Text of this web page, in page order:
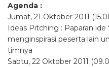
Agenda :
Jumat, 21 Oktober 2011
Ideas Pitching : Paparan
menginspirasi peserta lain
timnya
Sabtu, 22 Oktober 2011